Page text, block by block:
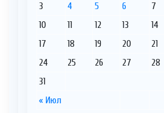
« Июл
3
4 5 6 7
10
11 12 13 14
17
18 19 20 21
24
25 26 27 28
31